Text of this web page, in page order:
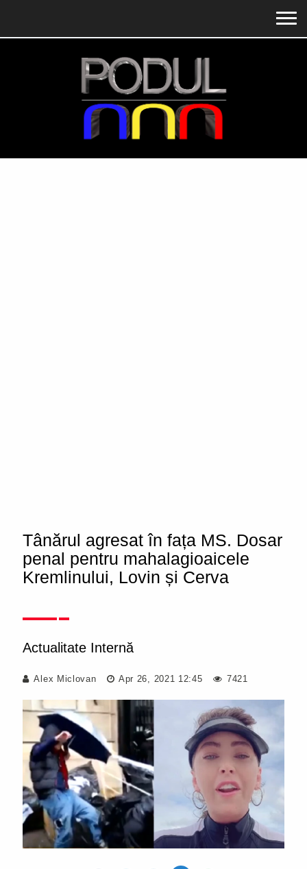
Tânărul agresat în fața MS. Dosar
penal pentru mahalagioaicele
Kremlinului, Lovin și Cerva
Actualitate Internă
Alex Miclovan Apr 26, 2021 12:45 7421